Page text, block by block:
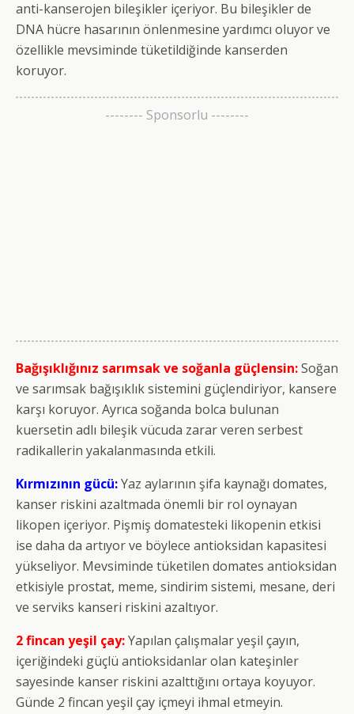
anti-kanserojen bileşikler içeriyor. Bu bileşikler de
DNA hücre hasarının önlenmesine yardımcı oluyor ve
özellikle mevsiminde tüketildiğinde kanserden
koruyor.
-------- Sponsorlu --------
Bağışıklığınız sarımsak ve soğanla güçlensin:Soğan
ve sarımsak bağışıklık sistemini güçlendiriyor, kansere
karşı koruyor. Ayrıca soğanda bolca bulunan
kuersetin adlı bileşik vücuda zarar veren serbest
radikallerin yakalanmasında etkili.
Kırmızının gücü:Yaz aylarının şifa kaynağı domates,
kanser riskini azaltmada önemli bir rol oynayan
likopen içeriyor. Pişmiş domatesteki likopenin etkisi
ise daha da artıyor ve böylece antioksidan kapasitesi
yükseliyor. Mevsiminde tüketilen domates antioksidan
etkisiyle prostat, meme, sindirim sistemi, mesane, deri
ve serviks kanseri riskini azaltıyor.
2 fincan yeşil çay:Yapılan çalışmalar yeşil çayın,
içeriğindeki güçlü antioksidanlar olan kateşinler
sayesinde kanser riskini azalttığını ortaya koyuyor.
Günde 2 fincan yeşil çay içmeyi ihmal etmeyin.